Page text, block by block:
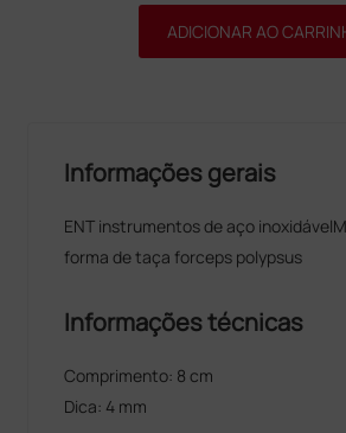
ADICIONAR AO
Informações gerais
ENT instrumentos de aço
forma de taça forceps polypsus
Informações técnicas
Comprimento: 8 cm
Dica: 4 mm